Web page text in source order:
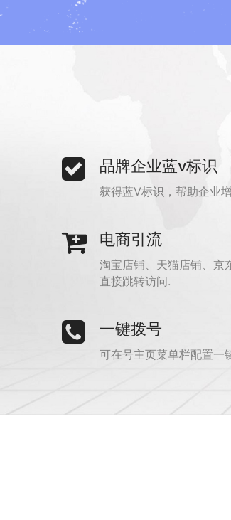
品牌企业蓝v标识
获得蓝V标识，帮助企业
电商引流
淘宝店铺、天猫店铺、京
直接跳转访问.
一键拨号
可在号主页菜单栏配置一